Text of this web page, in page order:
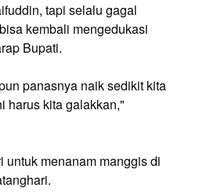
tapi selalu gagal
kembali mengedukasi
Bupati.
panasnya naik sedikit kita
harus kita galakkan,"
menanam manggis di